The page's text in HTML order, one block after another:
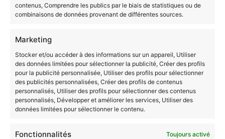
contenus, Comprendre les publics par le biais de statistiques ou de
combinaisons de données provenant de différentes sources.
Marketing
Stocker et/ou accéder à des informations sur un appareil, Utiliser
des données limitées pour sélectionner la publicité, Créer des profils
pour la publicité personnalisée, Utiliser des profils pour sélectionner
des publicités personnalisées, Créer des profils de contenus
personnalisés, Utiliser des profils pour sélectionner des contenus
personnalisés, Développer et améliorer les services, Utiliser des
données limitées pour sélectionner le contenu.
Fonctionnalités
Toujours activé
Consultez notrearticle à ce sujet pour de plus amples
Prenez connaissance du
marché de l’emploi
Il peut également être pertinent de prendre
connaissance du marché de l’emploi du métier que